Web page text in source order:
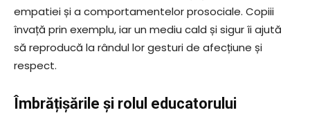
empatiei și a comportamentelor prosociale. Copiii
învață prin exemplu, iar un mediu cald și sigur îi ajută
să reproducă la rândul lor gesturi de afecțiune și
respect.
Îmbrățișările și rolul educatorului